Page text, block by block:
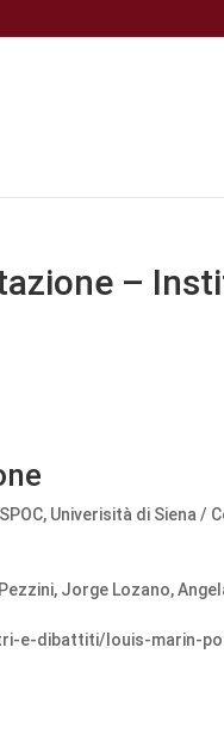
–
Univerisità di Siena /
Jorge Lozano,
e-dibattiti/louis-marin-